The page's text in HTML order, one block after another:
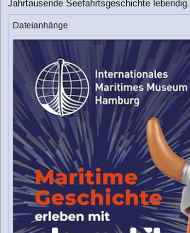
Jahrtausende Seefahrtsgeschichte lebendig.
Dateianhänge